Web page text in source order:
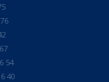
54
40